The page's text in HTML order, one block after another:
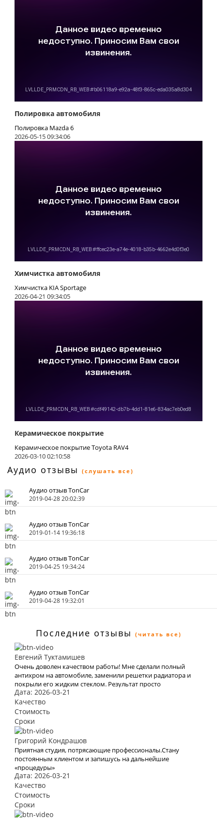
Полировка автомобиля
Полировка Mazda 6
2026-05-15 09:34:06
Химчистка автомобиля
Химчистка KIA Sportage
2026-04-21 09:34:05
Керамическое покрытие
Керамическое покрытие Toyota RAV4
2026-03-10 02:10:58
Аудио отзывы (слушать все)
Аудио отзыв TonCar
2019-04-28 20:02:39
Аудио отзыв TonCar
2019-01-14 19:36:18
Аудио отзыв TonCar
2019-04-25 19:34:24
Аудио отзыв TonCar
2019-04-28 19:32:01
Последние отзывы (читать все)
Евгений Туктамишев
Очень доволен качеством работы! Мне сделали полный
антихром на автомобиле, заменили решетки радиатора и
покрыли его жидким стеклом. Результат просто
потрясающий!
Дата: 2026-03-21
Качество
Стоимость
Сроки
Григорий Кондрашов
Приятная студия, потрясающие профессионалы.Стану
постоянным клиентом и запишусь на дальнейшие
«процедуры»
Дата: 2026-03-21
Качество
Стоимость
Сроки